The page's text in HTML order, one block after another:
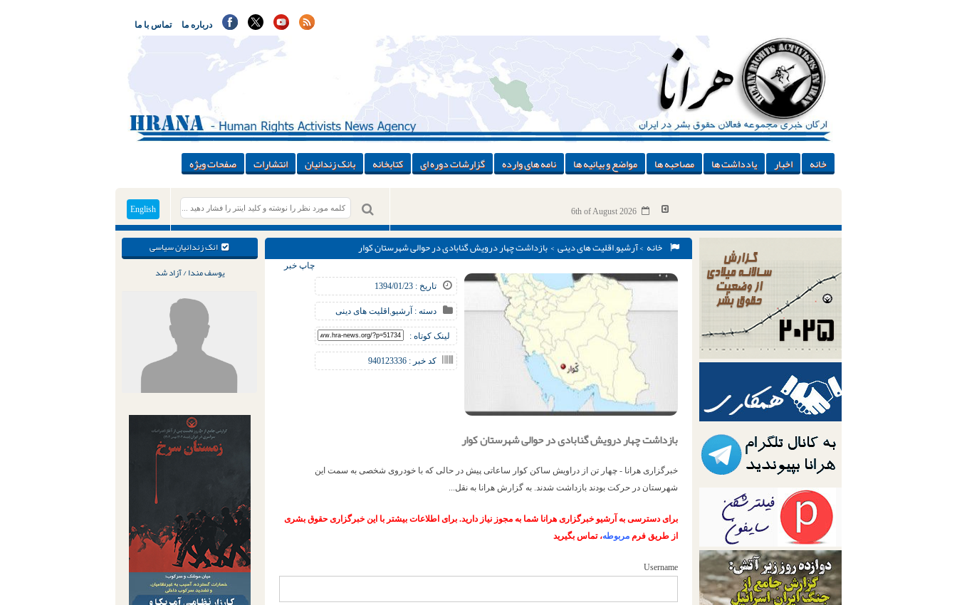
تماس با ما درباره ما
خانه اخبار یادداشت ها مصاحبه ها مواضع و بیانیه ها نامه های وارده گزارشات دوره ای کتابخانه بانک زندانیان انتشارات صفحات ویژه
English 6th of August 2026
انک زندانیان سیاسی
یوسف مندا / آزاد شد
خانه >آرشیو,اقلیت های دینی> بازداشت چهار درویش گنابادی در حوالی شهرستان کوار
تاریخ : 1394/01/23
دسته : آرشیو,اقلیت های دینی
لینک کوتاه :
کد خبر : 940123336
چاپ خبر
بازداشت چهار درویش گنابادی در حوالی شهرستان کوار
خبرگزاری هرانا - چهار تن از دراویش ساکن کوار ساعاتی پیش در حالی که با خودروی شخصی به سمت این
شهرستان در حرکت بودند بازداشت شدند. به گزارش هرانا به نقل...
برای دسترسی به آرشیو خبرگزاری هرانا شما به مجوز نیاز دارید. برای اطلاعات بیشتر با این خبرگزاری حقوق بشری
از طریق فرم مربوطه، تماس بگیرید
Username